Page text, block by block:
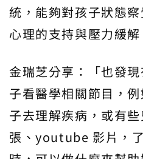
統，能夠對孩子狀態
心理的支持與壓力緩解
金瑞芝分享：「也發
子看醫學相關節目，
子去理解疾病，或有
張、youtube 影片，